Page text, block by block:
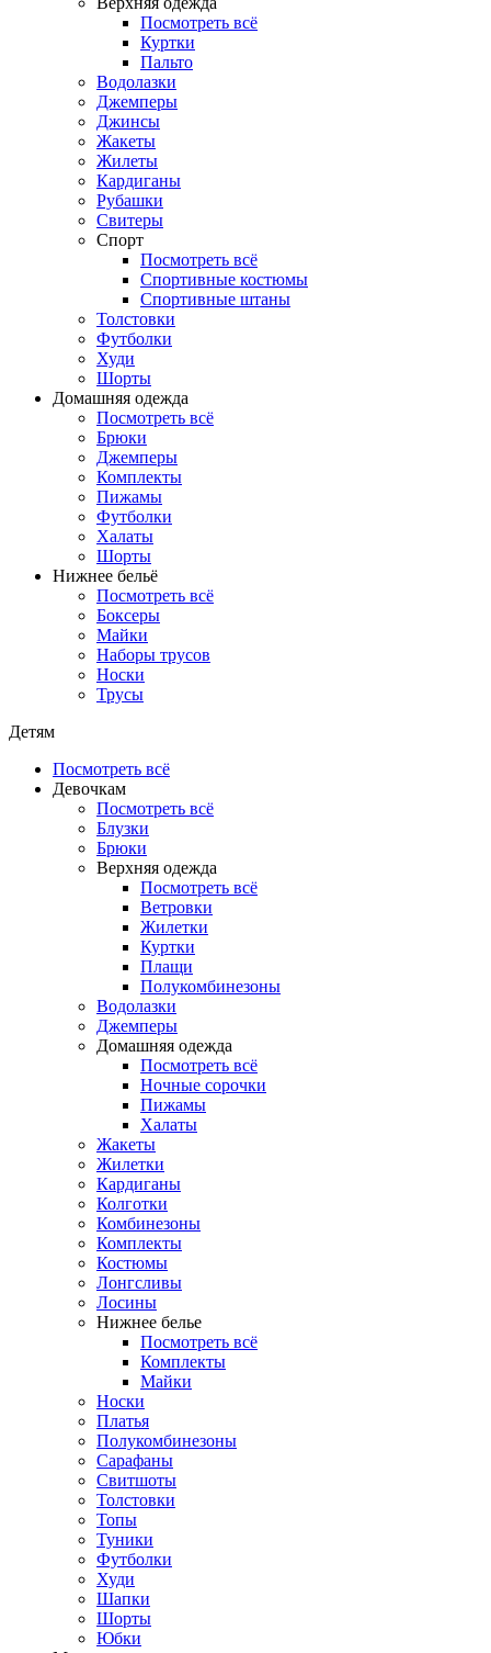
Посмотреть всё
Куртки
Пальто
Водолазки
Джемперы
Джинсы
Жакеты
Жилеты
Кардиганы
Рубашки
Свитеры
Спорт
Посмотреть всё
Спортивные костюмы
Спортивные штаны
Толстовки
Футболки
Худи
Шорты
Домашняя одежда
Посмотреть всё
Брюки
Джемперы
Комплекты
Пижамы
Футболки
Халаты
Шорты
Нижнее бельё
Посмотреть всё
Боксеры
Майки
Наборы трусов
Носки
Трусы
Детям
Посмотреть всё
Девочкам
Посмотреть всё
Блузки
Брюки
Верхняя одежда
Посмотреть всё
Ветровки
Жилетки
Куртки
Плащи
Полукомбинезоны
Водолазки
Джемперы
Домашняя одежда
Посмотреть всё
Ночные сорочки
Пижамы
Халаты
Жакеты
Жилетки
Кардиганы
Колготки
Комбинезоны
Комплекты
Костюмы
Лонгсливы
Лосины
Нижнее белье
Посмотреть всё
Комплекты
Майки
Носки
Платья
Полукомбинезоны
Сарафаны
Свитшоты
Толстовки
Топы
Туники
Футболки
Худи
Шапки
Шорты
Юбки